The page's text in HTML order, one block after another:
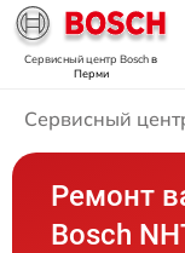
Сервисный центр Boschв
Перми
Сервисный
Ремонт
Bosch